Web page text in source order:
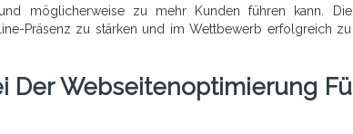
möglicherweise zu mehr Kunden führen kann. Die
Präsenz zu stärken und im Wettbewerb erfolgreich zu
Der Webseitenoptimierung Fü